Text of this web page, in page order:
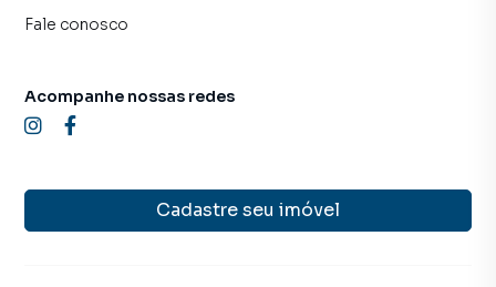
Fale conosco
Cadastre seu imóvel
Acompanhe nossas redes